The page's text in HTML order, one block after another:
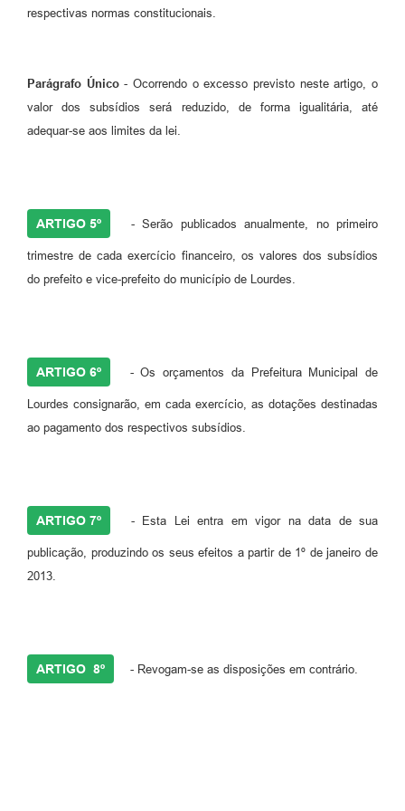
respectivas normas constitucionais.
Parágrafo Único- Ocorrendo o excesso previsto neste artigo, o
valor dos subsídios será reduzido, de forma igualitária, até
adequar-se aos limites da lei.
ARTIGO 5º - Serão publicados anualmente, no primeiro
trimestre de cada exercício financeiro, os valores dos subsídios
do prefeito e vice-prefeito do município de Lourdes.
ARTIGO 6º - Os orçamentos da Prefeitura Municipal de
Lourdes consignarão, em cada exercício, as dotações destinadas
ao pagamento dos respectivos subsídios.
ARTIGO 7º - Esta Lei entra em vigor na data de sua
publicação, produzindo os seus efeitos a partir de 1º de janeiro de
2013.
ARTIGO 8º - Revogam-se as disposições em contrário.